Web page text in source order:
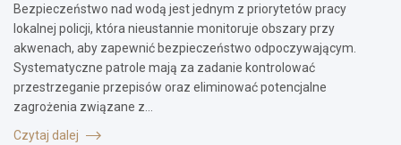
Bezpieczeństwo nad wodą jest jednym z priorytetów pracy
lokalnej policji, która nieustannie monitoruje obszary przy
akwenach, aby zapewnić bezpieczeństwo odpoczywającym.
Systematyczne patrole mają za zadanie kontrolować
przestrzeganie przepisów oraz eliminować potencjalne
zagrożenia związane z…
Czytaj dalej